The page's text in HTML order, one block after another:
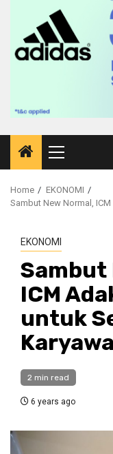
Primary
Menu
Home
EKONOMI
Sambut New Normal,
EKONOMI
Sambut
ICM
untuk
2 min read
6 years ago